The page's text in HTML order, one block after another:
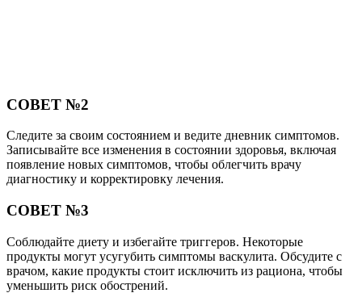
СОВЕТ №2
Следите за своим состоянием и ведите дневник симптомов.
Записывайте все изменения в состоянии здоровья, включая
появление новых симптомов, чтобы облегчить врачу
диагностику и корректировку лечения.
СОВЕТ №3
Соблюдайте диету и избегайте триггеров. Некоторые
продукты могут усугубить симптомы васкулита. Обсудите с
врачом, какие продукты стоит исключить из рациона, чтобы
уменьшить риск обострений.